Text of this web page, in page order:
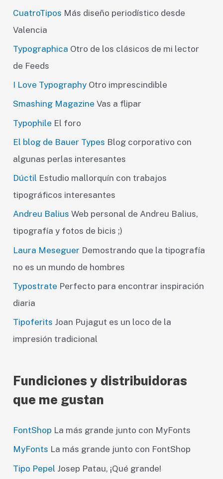
CuatroTipos Más diseño periodístico desde
Valencia
Typographica Otro de los clásicos de mi lector
de Feeds
I Love Typography Otro imprescindible
Smashing Magazine Vas a flipar
Typophile El foro
El blog de Bauer Types Blog corporativo con
algunas perlas interesantes
Dúctil Estudio mallorquín con trabajos
tipográficos interesantes
Andreu Balius Web personal de Andreu Balius,
tipografía y fotos de bicis ;)
Laura Meseguer Demostrando que la tipografía
no es un mundo de hombres
Typostrate Perfecto para encontrar inspiración
diaria
Tipoferits Joan Pujagut es un loco de la
impresión tradicional
Fundiciones y distribuidoras
que me gustan
FontShop La más grande junto con MyFonts
MyFonts La más grande junto con FontShop
Tipo Pepel Josep Patau, ¡Qué grande!